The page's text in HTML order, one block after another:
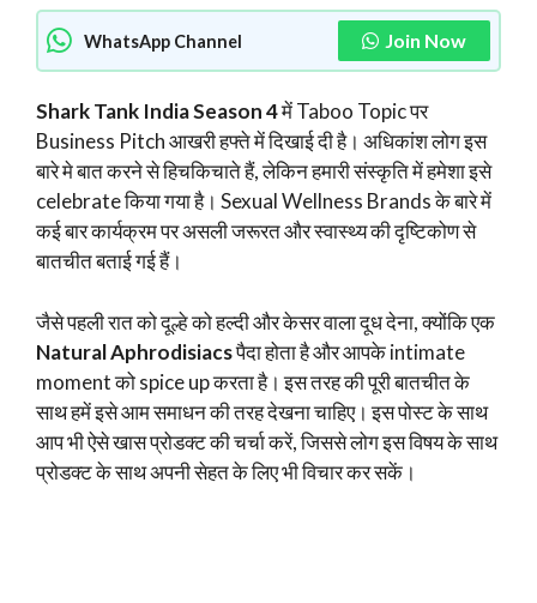
WhatsApp Channel Join Now
Shark Tank India Season 4में Taboo Topic पर
Business Pitch आखरी हफ्ते में दिखाई दी है। अधिकांश लोग इस
बारे मे बात करने से हिचकिचाते हैं, लेकिन हमारी संस्कृति में हमेशा इसे
celebrate किया गया है। Sexual Wellness Brands के बारे में
कई बार कार्यक्रम पर असली जरूरत और स्वास्थ्य की दृष्टिकोण से
बातचीत बताई गई हैं।
जैसे पहली रात को दूल्हे को हल्दी और केसर वाला दूध देना, क्योंकि एक
Natural Aphrodisiacsपैदा होता है और आपके intimate
moment को spice up करता है। इस तरह की पूरी बातचीत के
साथ हमें इसे आम समाधन की तरह देखना चाहिए। इस पोस्ट के साथ
आप भी ऐसे खास प्रोडक्ट की चर्चा करें, जिससे लोग इस विषय के साथ
प्रोडक्ट के साथ अपनी सेहत के लिए भी विचार कर सकें।